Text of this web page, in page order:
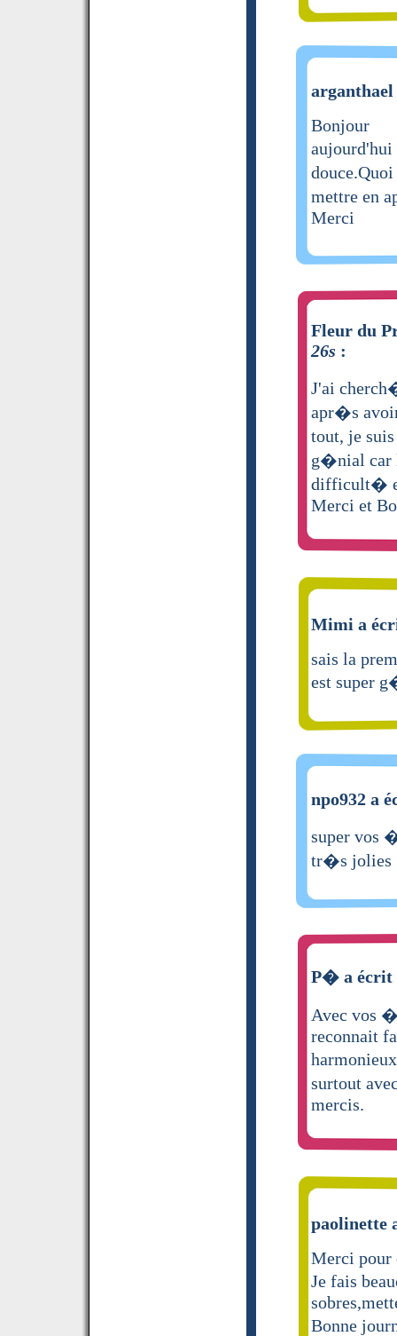
Bonjour
aujourd'hui
mettre en
Merci
Fleur du
26s :
J'ai
apr�s
tout, je
g�nial car
difficult�
Merci et
Mimi a
sais la
est super
npo932 a
super vos
tr�s jolies
P� a
Avec vos
reconnait
surtout
mercis.
paolinette
Merci pour
Je fais
Bonne